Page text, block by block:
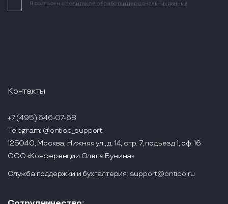
Я согласен с политикой обработки персональных данных
Контакты
+7 (495) 646-07-68
Telegram: @ontico_support
125040, Москва, Нижняя ул., д. 14, стр. 7, подъезд 1, оф. 16
ООО «Конференции Олега Бунина»
Служба поддержки и бухгалтерия: support@ontico.ru